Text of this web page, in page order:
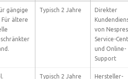
gängige
Für ältere
Typisch 2 Jahre
Direkter
von
Service-
und Online-
Support
Typisch 2 Jahre
Hersteller-